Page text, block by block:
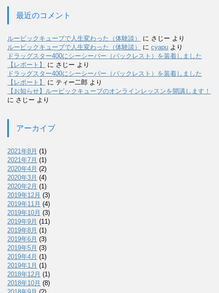
最近のコメント
ルービックキューブで人生変わった（体験談） に さじー より
ルービックキューブで人生変わった（体験談）
に cyapu より
ドラッグスター400にシーシーバー（バックレスト）を装着しました
【レポート】
に さじー より
ドラッグスター400にシーシーバー（バックレスト）を装着しました
【レポート】
に ティー二郎 より
【お知らせ】ルービックキューブのオンラインレッスンを開講します！
に さじー より
アーカイブ
2021年8月 (1)
2021年7月 (1)
2020年4月 (2)
2020年3月 (4)
2020年2月 (1)
2019年12月 (3)
2019年11月 (4)
2019年10月 (3)
2019年9月 (11)
2019年8月 (1)
2019年6月 (3)
2019年5月 (3)
2019年4月 (1)
2019年1月 (1)
2018年12月 (1)
2018年10月 (8)